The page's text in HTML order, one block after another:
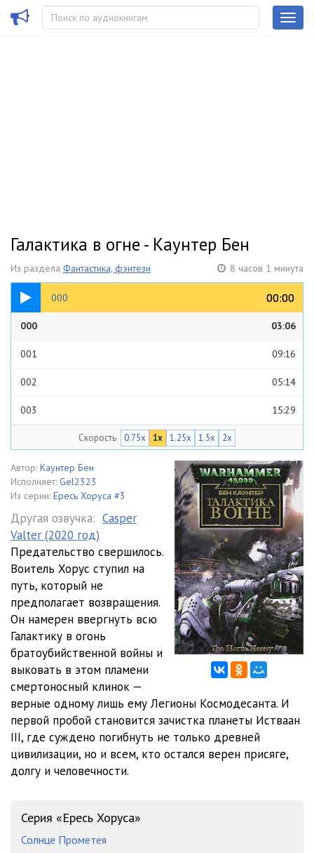
Галактика в огне - Каунтер Бен
Из раздела Фантастика, фэнтези 8 часов 1 минута
000 00:00
00:00
03:06
000 03:06
001 09:16
002 05:14
003 15:29
005 03:32
006 02:42
007 03:21
008 06:35
06:48
010 03:20
011 02:38
013
014 07:37
015
016
Скорость 0.75x 1x 1.25x 1.5x 2x
Автор: Каунтер Бен
Исполняет: Gel2323
Из серии: Ересь Хоруса #3
Другая озвучка: Casper
Valter (2020 год)
Предательство свершилось.
Воитель Хорус ступил на
путь, который не
предполагает возвращения.
Он намерен ввергнуть всю
Галактику в огонь
братоубийственной войны и
выковать в этом пламени
смертоносный клинок —
верные одному лишь ему Легионы Космодесанта. И
первой пробой становится зачистка планеты Истваан
III, где суждено погибнуть не только древней
цивилизации, но и всем, кто остался верен присяге,
долгу и человечности.
Серия «Ересь Хоруса»
Солнце Прометея